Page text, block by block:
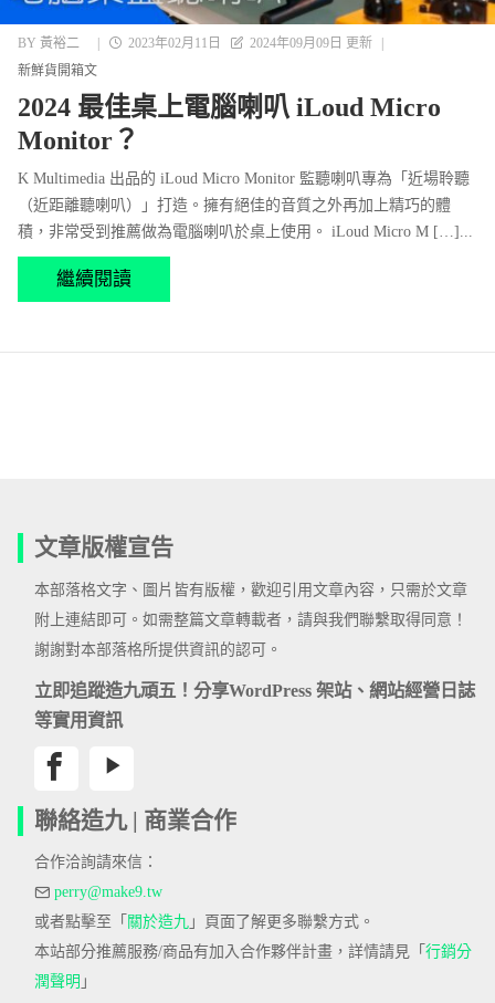
BY 黃裕二 2023年02月11日 2024年09月09日 更新
新鮮貨開箱文
2024 最佳桌上電腦喇叭 iLoud Micro
Monitor？
K Multimedia 出品的 iLoud Micro Monitor 監聽喇叭專為「近場聆聽
（近距離聽喇叭）」打造。擁有絕佳的音質之外再加上精巧的體
積，非常受到推薦做為電腦喇叭於桌上使用。 iLoud Micro M […]...
繼續閱讀
文章版權宣告
本部落格文字、圖片皆有版權，歡迎引用文章內容，只需於文章
附上連結即可。如需整篇文章轉載者，請與我們聯繫取得同意！
謝謝對本部落格所提供資訊的認可。
立即追蹤造九頑五！分享WordPress 架站、網站經營日誌
等實用資訊
聯絡造九 | 商業合作
合作洽詢請來信：
perry@make9.tw
或者點擊至「 關於造九 」頁面了解更多聯繫方式。
本站部分推薦服務/商品有加入合作夥伴計畫，詳情請見「 行銷分
潤聲明 」